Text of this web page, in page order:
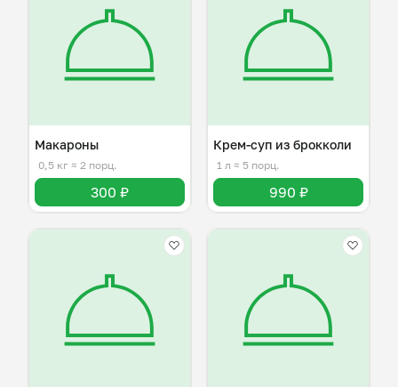
Макароны
0,5 кг ≈ 2 порц.
300 ₽
Крем-суп из брокколи
1 л ≈ 5 порц.
990 ₽